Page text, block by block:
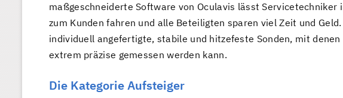
maßgeschneiderte Software von Oculavis lässt
zum Kunden fahren und alle Beteiligten sparen viel Zeit und
individuell angefertigte, stabile und hitzefeste Sonden, mit
extrem präzise gemessen werden kann.
Die Kategorie Aufsteiger